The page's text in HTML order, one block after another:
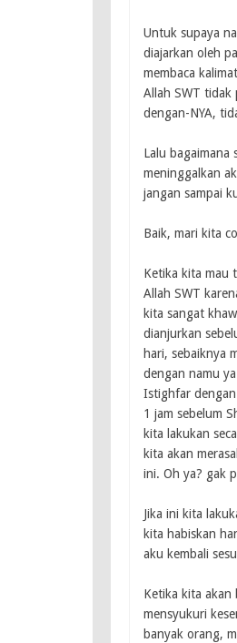
Untuk supaya
diajarkan oleh
membaca
Allah SWT tidak
dengan-NYA,
Lalu bagaimana
meninggalkan
jangan sampai
Baik, mari kita
Ketika kita mau
Allah SWT
kita sangat
dianjurkan
hari, sebaiknya
dengan namu
Istighfar
1 jam sebelum
kita lakukan
kita akan
ini. Oh ya? gak
Jika ini kita
kita habiskan
aku kembali
Ketika kita akan
mensyukuri
banyak orang,